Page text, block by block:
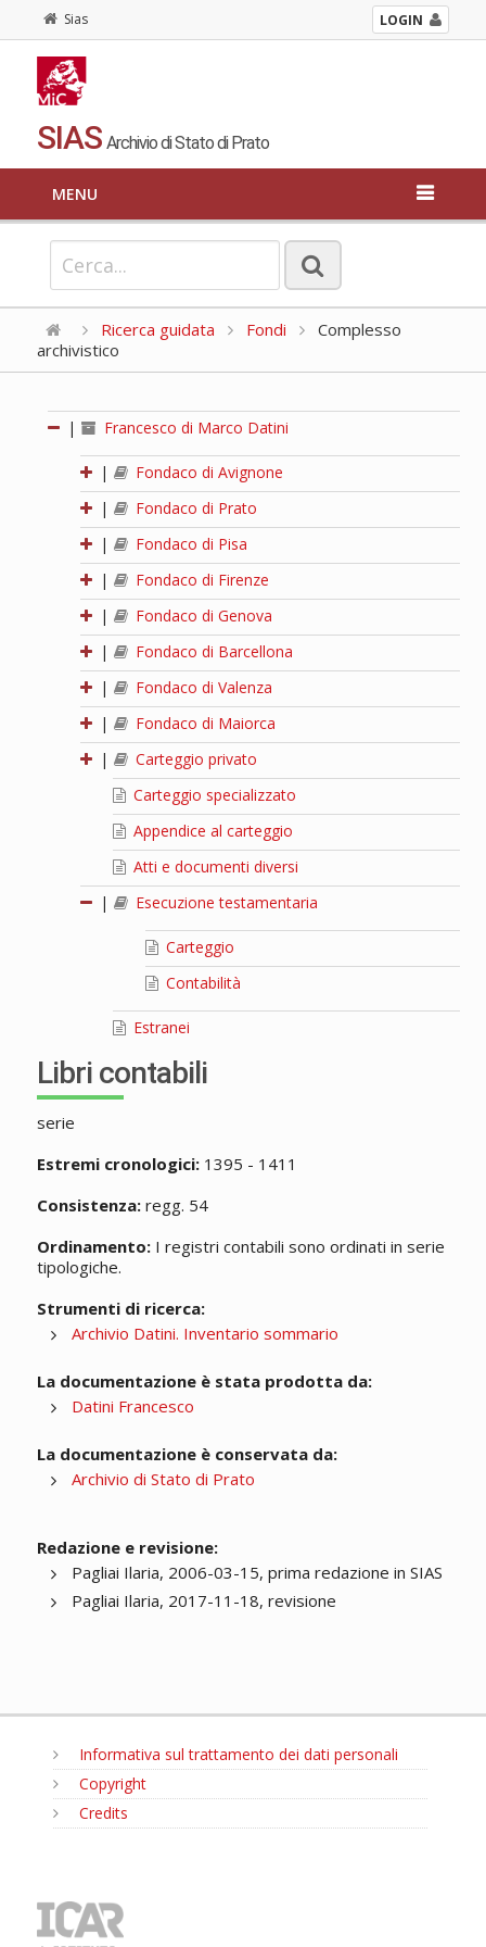
Sias LOGIN
SIAS Archivio di Stato di Prato
MENU
Ricerca guidata Fondi
Complesso
archivistico
| Francesco di Marco Datini
|
Fondaco di Avignone
|
Fondaco di Prato
|
Fondaco di Pisa
|
Fondaco di Firenze
|
Fondaco di Genova
|
Fondaco di Barcellona
|
Fondaco di Valenza
|
Fondaco di Maiorca
|
Carteggio privato
Carteggio specializzato
Appendice al carteggio
Atti e documenti diversi
|
Esecuzione testamentaria
Carteggio
Contabilità
Estranei
Libri contabili
serie
Estremi cronologici:1395 - 1411
Consistenza:regg. 54
Ordinamento:I registri contabili sono ordinati in serie
tipologiche.
Strumenti di ricerca:
Archivio Datini. Inventario sommario
La documentazione è stata prodotta da:
Datini Francesco
La documentazione è conservata da:
Archivio di Stato di Prato
Redazione e revisione:
Pagliai Ilaria, 2006-03-15, prima redazione in SIAS
Pagliai Ilaria, 2017-11-18, revisione
Informativa sul trattamento dei dati personali
Copyright
Credits